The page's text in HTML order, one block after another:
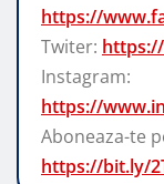
https://
Twiter:
Instagram:
https://
Aboneaza-te
https://bit.ly/